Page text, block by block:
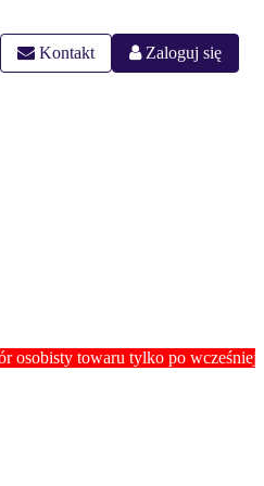
Kontakt Zaloguj się
towaru tylko po wcześniejszym